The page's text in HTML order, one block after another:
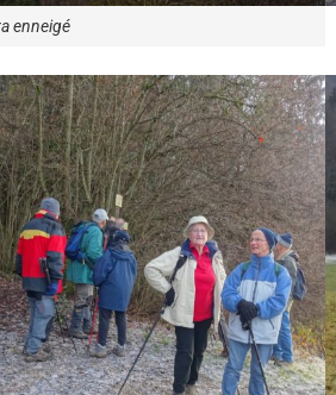
enneigé